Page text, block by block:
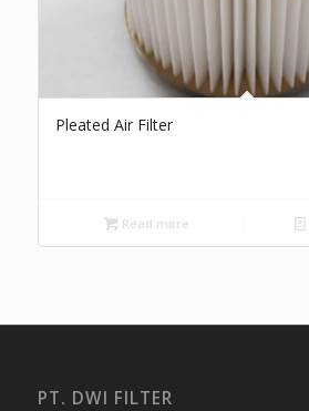
Pleated Air Filter
Read more
PT. DWI FILTER